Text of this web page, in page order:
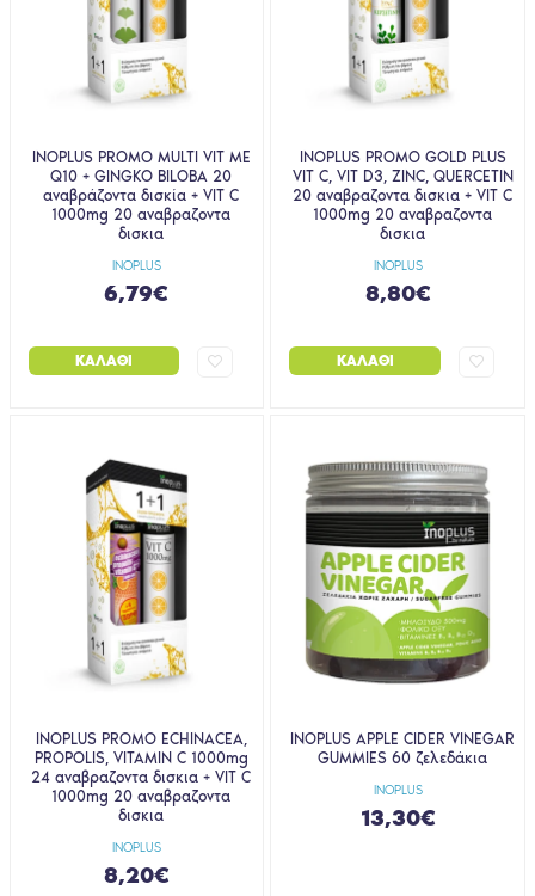
INOPLUS
INOPLUS PROMO MULTI VIT ΜΕ
Q10 + GINGKO BILOBA 20
αναβράζοντα δισκία + VIT C
1000mg 20 αναβραζοντα
δισκια
6,79€
ΚΑΛΆΘΙ
INOPLUS
INOPLUS PROMO GOLD PLUS
VIT C, VIT D3, ZINC, QUERCETIN
20 αναβραζοντα δισκια + VIT C
1000mg 20 αναβραζοντα
δισκια
8,80€
ΚΑΛΆΘΙ
INOPLUS
INOPLUS PROMO ECHINACEA,
PROPOLIS, VITAMIN C 1000mg
24 αναβραζοντα δισκια + VIT C
1000mg 20 αναβραζοντα
δισκια
8,20€
INOPLUS
INOPLUS APPLE CIDER VINEGAR
GUMMIES 60 ζελεδάκια
13,30€